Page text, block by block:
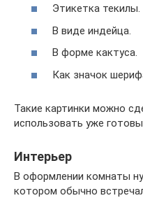
Этикетка текилы.
В виде индейца.
В форме кактуса.
Как значок
Такие картинки можно
использовать уже
Интерьер
В оформлении комнаты
котором обычно